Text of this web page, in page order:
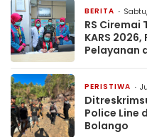
BERITA
RS Ciremai
KARS
Pelayanan
PERISTIWA
Police Line
Bolango